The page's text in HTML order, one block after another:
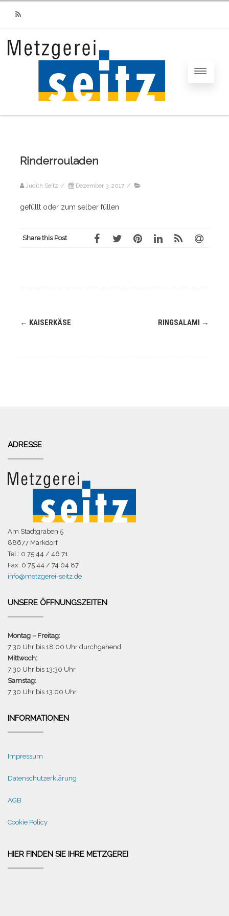
RSS
Rinderrouladen
Judith Seitz / Dezember 3, 2017 /
gefüllt oder zum selber füllen
Share this Post
Navigation
← KAISERKÄSE RINGSALAMI →
ADRESSE
Am Stadtgraben 5
88677 Markdorf
Tel.: 0 75 44 / 46 71
Fax: 0 75 44 / 74 04 87
info@metzgerei-seitz.de
UNSERE ÖFFNUNGSZEITEN
Montag – Freitag:
7:30 Uhr bis 18:00 Uhr durchgehend
Mittwoch:
7:30 Uhr bis 13:30 Uhr
Samstag:
7:30 Uhr bis 13:00 Uhr
INFORMATIONEN
Impressum
Datenschutzerklärung
AGB
Cookie Policy
HIER FINDEN SIE IHRE METZGEREI